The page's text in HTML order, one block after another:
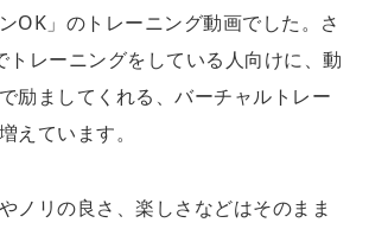
OK」のトレーニング動画でした。さ
トレーニングをしている人向けに、動
励ましてくれる、バーチャルトレー
えています。
ノリの良さ、楽しさなどはそのまま